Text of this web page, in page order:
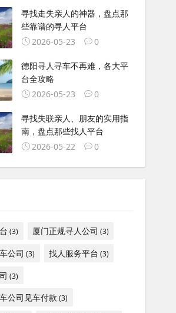
寻找走失亲人的神器，盘点那
些靠谱的寻人平台
2026-05-23
0
德阳寻人寻车不再难，各大平
台全攻略
2026-05-23
0
寻找失联亲人、朋友的实用指
南，盘点那些找人平台
2026-05-22
0
(3) 厦门正规寻人公司 (3)
公司 (3) 找人服务平台 (3)
(3)
公司见车付款 (3)